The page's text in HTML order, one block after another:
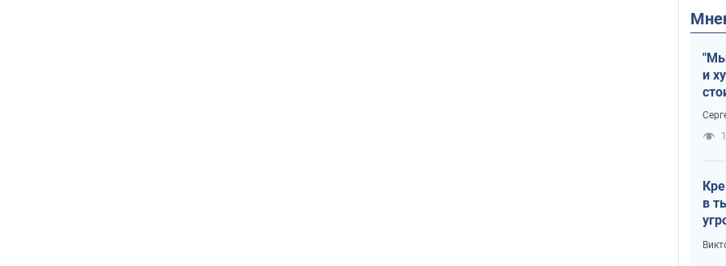
и
в